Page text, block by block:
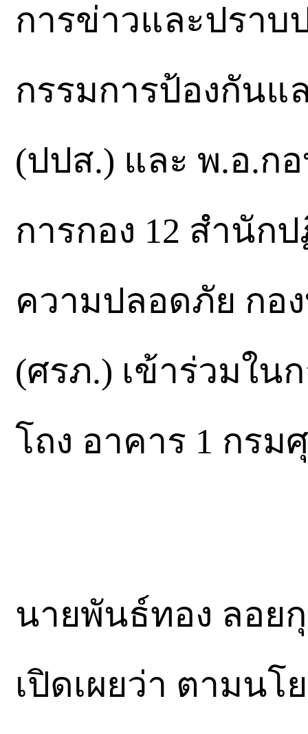
การข่าวและปราบ
กรรมการป้องกันแ
(ปปส.) และ พ.อ.ก
การกอง 12 สำนัก
ความปลอดภัย กอ
(ศรภ.) เข้าร่วมใน
โถง อาคาร 1 กรม
นายพันธ์ทอง ลอย
เปิดเผยว่า ตามน